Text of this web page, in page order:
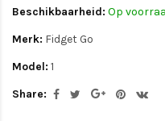
Beschikbaarheid: Op
Merk: Fidget Go
Model: 1
Share: